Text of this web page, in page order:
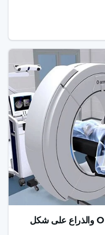
تنظير الذراع على شكل حرف O والذراع على شكل